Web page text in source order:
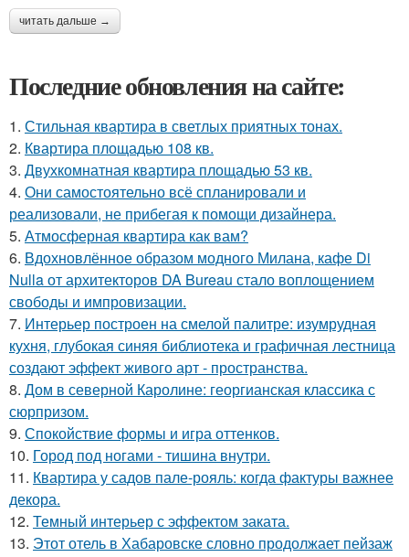
читать дальше →
Последние обновления на сайте:
1. Стильная квартира в светлых приятных тонах.
2. Квартира площадью 108 кв.
3. Двухкомнатная квартира площадью 53 кв.
4. Они самостоятельно всё спланировали и
реализовали, не прибегая к помощи дизайнера.
5. Атмосферная квартира как вам?
6. Вдохновлённое образом модного Милана, кафе Di
Nulla от архитекторов DA Bureau стало воплощением
свободы и импровизации.
7. Интерьер построен на смелой палитре: изумрудная
кухня, глубокая синяя библиотека и графичная лестница
создают эффект живого арт - пространства.
8. Дом в северной Каролине: георгианская классика с
сюрпризом.
9. Спокойствие формы и игра оттенков.
10. Город под ногами - тишина внутри.
11. Квартира у садов пале-рояль: когда фактуры важнее
декора.
12. Темный интерьер с эффектом заката.
13. Этот отель в Хабаровске словно продолжает пейзаж